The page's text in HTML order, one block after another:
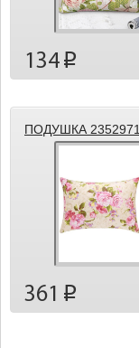
134 p
ПОДУШКА 2352971
361 p